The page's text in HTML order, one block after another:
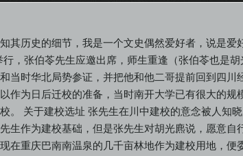
历史的细节，我是一个文史偶然爱好者，说是爱
，张伯苓先生应邀出席，师生重逢（张伯苓也是
当时华北局势参证，并把他和他二哥提前回到四川
作为日后迁校的准备，当时南开大学已有很大的规
。 关于建校选址 张先生在川中建校的意念被人知
生作为建校基础，但是张先生对胡光麃说，愿意自
在重庆巴南南温泉的几千亩林地作为建校用地，便